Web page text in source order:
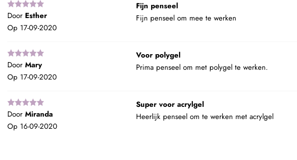
Door Esther
Op 17-09-2020
Fijn penseel
Fijn penseel om mee te werken
Door Mary
Op 17-09-2020
Voor polygel
Prima penseel om met polygel te werken.
Door Miranda
Op 16-09-2020
Super voor acrylgel
Heerlijk penseel om te werken met acrylgel